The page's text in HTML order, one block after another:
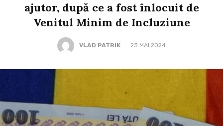
ajutor, după ce a fost înlocuit de
Venitul Minim de Incluziune
VLAD PATRIK 23 MAI 2024